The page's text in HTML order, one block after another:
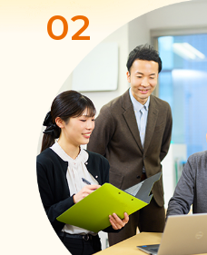
02